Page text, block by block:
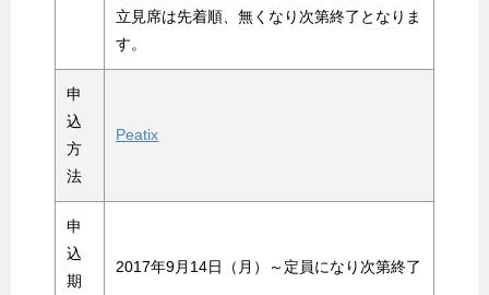
立見席は先着順、無くなり次第終了となりま
す。
申
込
方
法
Peatix
申
込
期
2017年9月14日（月）～定員になり次第終了